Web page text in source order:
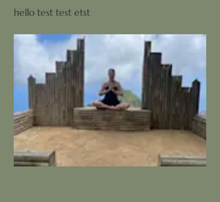
hello test test etst